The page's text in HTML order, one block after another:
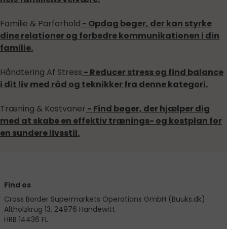
Familie & Parforhold - Opdag bøger, der kan styrke
dine relationer og forbedre kommunikationen i din
familie.
Håndtering Af Stress - Reducer stress og find balance
i dit liv med råd og teknikker fra denne kategori.
Træning & Kostvaner - Find bøger, der hjælper dig
med at skabe en effektiv trænings- og kostplan for
en sundere livsstil.
Find os
Cross Border Supermarkets Operations GmbH (Buuks.dk)
Altholzkrug 13, 24976 Handewitt
HRB 14436 FL